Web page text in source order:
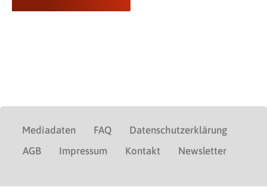
Mediadaten FAQ
Datenschutzerklärung
AGB
Impressum Kontakt Newsletter